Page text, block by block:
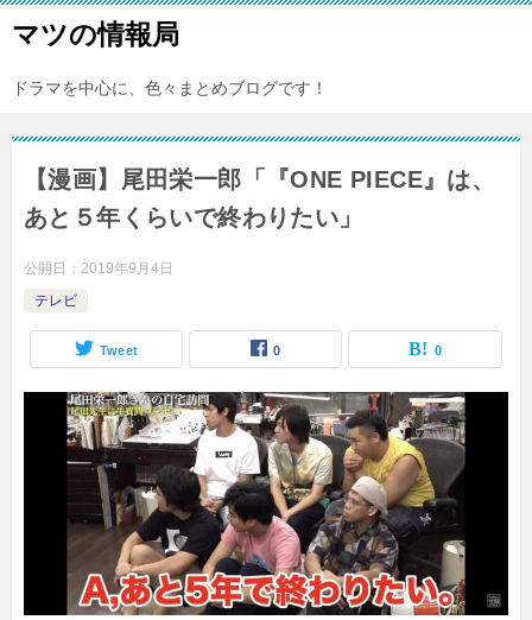
マツの情報局
ドラマを中心に、色々まとめブログです！
【漫画】尾田栄一郎「『ONE PIECE』は、
あと５年くらいで終わりたい」
公開日： 2019年9月4日
テレビ
Tweet 0 0